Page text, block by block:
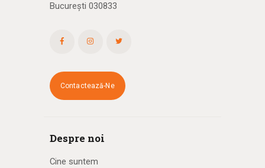
București 030833
Contactează-Ne
Despre noi
Cine suntem